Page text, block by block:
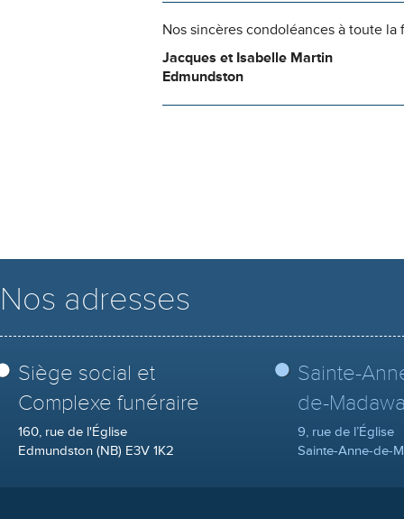
Nos sincères condoléances à toute la
Jacques et Isabelle Martin
Edmundston
Nos adresses
Siège social et
Complexe funéraire
160, rue de l'Église
Edmundston (NB) E3V 1K2
Sainte-
de-
9, rue de l’Église
Sainte-Anne-de-